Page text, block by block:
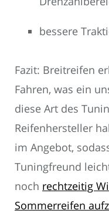
bessere
Fazit: Breitreifen
Fahren, was ein
diese Art des
Reifenhersteller
im Angebot,
Tuningfreund
noch rechtzeitig
Sommerreifen